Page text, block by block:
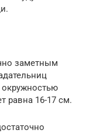
заметным
окружностью
равна 16-17 см.